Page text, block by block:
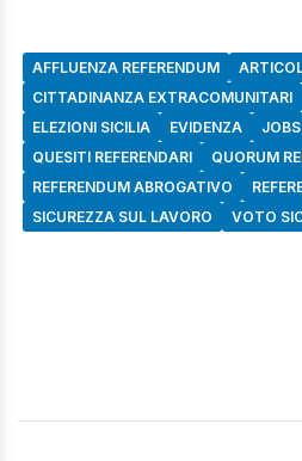
AFFLUENZA REFERENDUM
CITTADINANZA EXTRACOMUNITARI
ELEZIONI SICILIA
EVIDENZA
QUESITI REFERENDARI
QUORUM
REFERENDUM ABROGATIVO
SICUREZZA SUL LAVORO
VOTO